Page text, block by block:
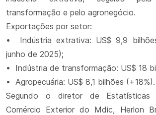
transformação e pelo agronegócio.
Exportações por setor:
• Indústria extrativa: US$ 9,9
junho de 2025);
• Indústria de transformação: US$ 18
• Agropecuária: US$ 8,1 bilhões (+18%).
Segundo o diretor de
Comércio Exterior do Mdic, Herlon